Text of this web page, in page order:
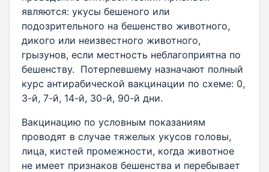
являются: укусы бешеного или
подозрительного на бешенство животного,
дикого или неизвестного животного,
грызунов, если местность неблагоприятна по
бешенству. Потерпевшему назначают полный
курс антирабической вакцинации по схеме: 0,
3-й, 7-й, 14-й, 30-й, 90-й дни.
Вакцинацию по условным показаниям
проводят в случае тяжелых укусов головы,
лица, кистей промежности, когда животное
не имеет признаков бешенства и перебывает